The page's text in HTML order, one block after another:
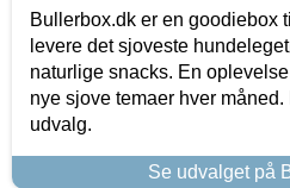
Bullerbox.dk er en goodiebox
levere det sjoveste
naturlige snacks. En
nye sjove temaer hver
udvalg.
Se udvalget på